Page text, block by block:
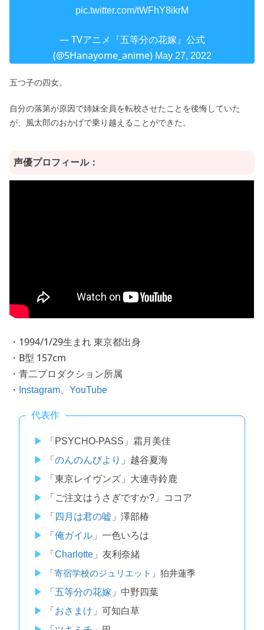
pic.twitter.com/tWFhY8ikrM
— TVアニメ『五等分の花嫁』公式
(@5Hanayome_anime) May 27, 2022
五つ子の四女。
自分の落第が原因で姉妹全員を転校させたことを後悔していた
が、風太郎のおかげで乗り越えることができた。
声優プロフィール：
・1994/1/29生まれ 東京都出身
・B型 157cm
・青二プロダクション所属
・
Instagram、YouTube
代表作
「PSYCHO-PASS」霜月美佳
「 のんのんびより 」越谷夏海
「東京レイヴンズ」大連寺鈴鹿
「ご注文はうさぎですか?」ココア
「 四月は君の嘘 」澤部椿
「 俺ガイル」一色いろは
「 Charlotte」友利奈緒
「寄宿学校のジュリエット 」狛井蓮季
「 五等分の花嫁 」中野四葉
「 おさまけ 」可知白草